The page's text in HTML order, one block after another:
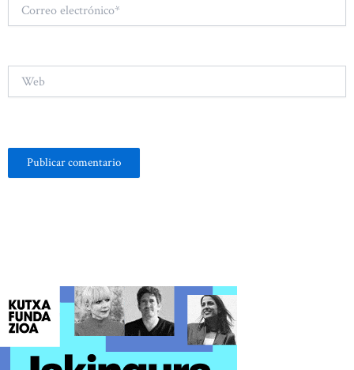
electrónico*